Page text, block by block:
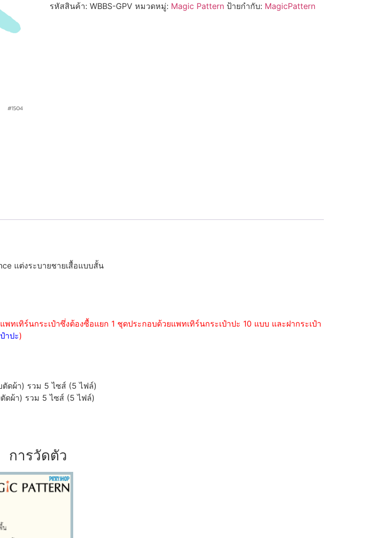
รหัสสินค้า: WBBS-GPV หมวดหมู่: Magic Pattern ป้ายกำกับ: MagicPattern
แต่งระบายชายเสื้อแบบสั้น
เทิร์นกระเป๋าซึ่งต้องซื้อแยก 1 ชุดประกอบด้วยแพทเทิร์นกระเป๋าปะ 10 แบบ และฝากระเป๋า
าปะ)
ดผ้า) รวม 5 ไซส์ (5 ไฟล์)
ดผ้า) รวม 5 ไซส์ (5 ไฟล์)
การวัดตัว